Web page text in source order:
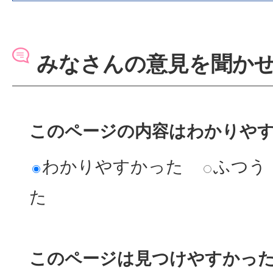
みなさんの意見を聞か
このページの内容はわかりや
わかりやすかった
ふつう
た
このページは見つけやすかっ